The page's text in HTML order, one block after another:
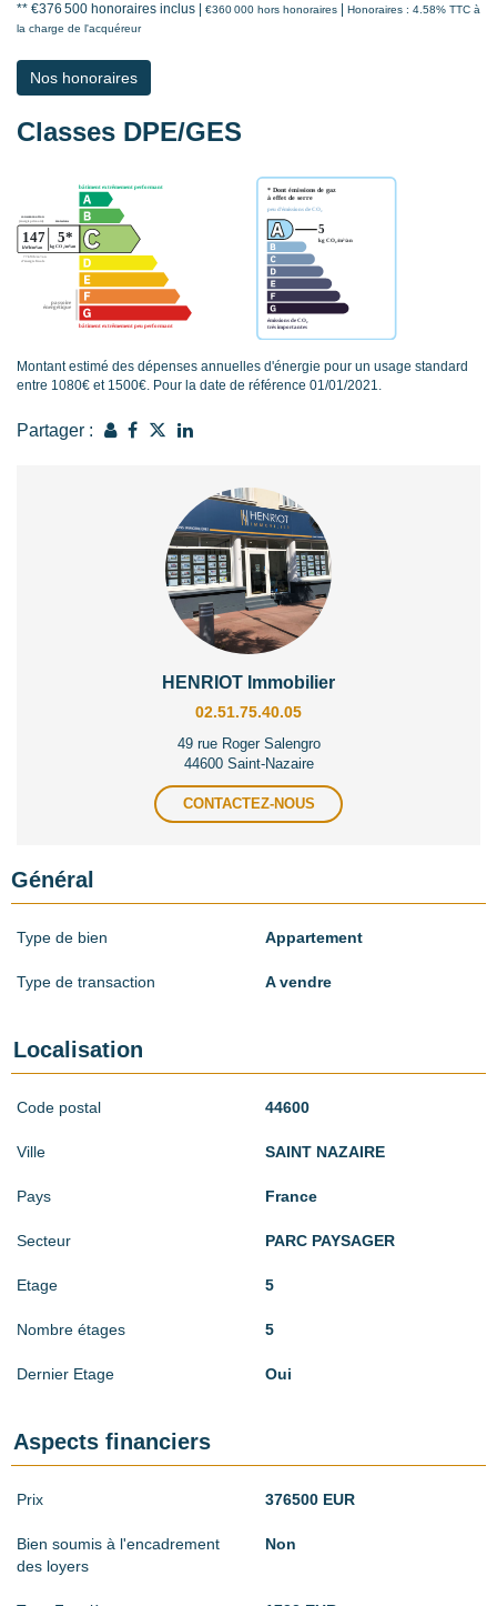
** €376 500 honoraires inclus €360 000 hors honoraires
Honoraires : 4.58% TTC à
la charge de l'acquéreur
Nos honoraires
Classes DPE/GES
Montant estimé des dépenses annuelles d'énergie pour un usage standard
entre 1080€ et 1500€. Pour la date de référence 01/01/2021.
Partager :
HENRIOT Immobilier
02.51.75.40.05
49 rue Roger Salengro
44600 Saint-Nazaire
CONTACTEZ-NOUS
Général
Type de bien Appartement
Type de transaction A vendre
Localisation
Code postal 44600
Ville SAINT NAZAIRE
Pays France
Secteur PARC PAYSAGER
Etage 5
Nombre étages 5
Dernier Etage Oui
Aspects financiers
Prix 376500 EUR
Bien soumis à l'encadrement
des loyers
Non